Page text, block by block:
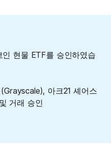
현물 ETF​를 승인하였습
아크21 셰어스
거래 승인